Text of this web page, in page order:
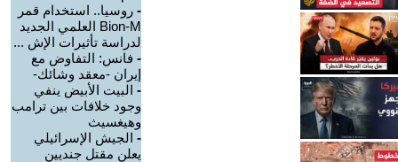
- روسيا.. استخدام قمر
Bion-M العلمي الجديد
لدراسة تأثيرات الإش ...
- فانس: التفاوض مع
إيران -معقد وشائك-
- البيت الأبيض ينفي
وجود خلافات بين ترامب
وهيغسيث
- الجيش الإسرائيلي
يعلن مقتل جنديين